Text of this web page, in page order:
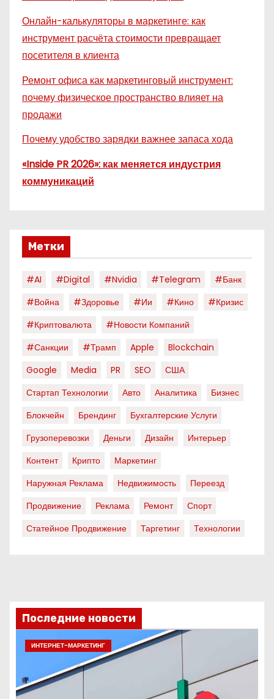
Онлайн-калькуляторы в маркетинге: как
инструмент расчёта стоимости превращает
посетителя в клиента
Ремонт офиса как маркетинговый инструмент:
почему физическое пространство влияет на
продажи
Почему удобство зарядки важнее запаса хода
«Inside PR 2026»: как меняется индустрия
коммуникаций
Метки
#AI #digital #nvidia #telegram
#банк
#война
#здоровье #ии #кино
#кризис
#криптовалюта
#новости Компаний
#санкции
#трамп Apple
Blockchain
Google
Media PR SEO
США
Стартап Технологии
Авто Аналитика
Бизнес
Блокчейн
Брендинг
Бухгалтерские Услуги
Грузоперевозки
Деньги Дизайн
Интерьер
Контент
Крипто
Маркетинг
Наружная Реклама
Недвижимость
Переезд
Продвижение
Реклама Ремонт
Спорт
Статейное Продвижение
Таргетинг Технологии
Последние новости
ИНТЕРНЕТ-МАРКЕТИНГ